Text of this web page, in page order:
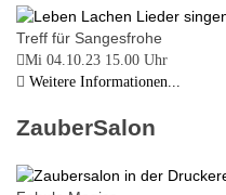
Treff für Sangesfrohe
Mi 04.10.23 15.00 Uhr
Weitere Informationen...
ZauberSalon